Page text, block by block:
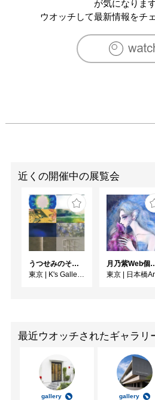
が気になりま
ウオッチして最新情報をチ
近くの開催中の展覧会
うつせみのそら展
東京 | K's Gallery room A
月乃紫Web個展 花幻月色（
東京 | 日本橋Art.jp
最近ウオッチされたギャラリ
gallery gallery